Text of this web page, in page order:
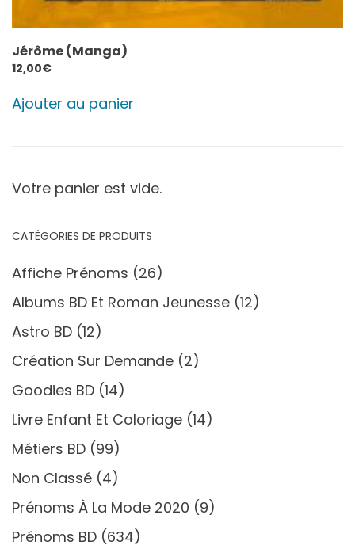
Jérôme (Manga)
12,00€
Ajouter au panier
Votre panier est vide.
CATÉGORIES DE PRODUITS
Affiche Prénoms (26)
Albums BD Et Roman Jeunesse (12)
Astro BD (12)
Création Sur Demande (2)
Goodies BD (14)
Livre Enfant Et Coloriage (14)
Métiers BD (99)
Non Classé (4)
Prénoms À La Mode 2020 (9)
Prénoms BD (634)